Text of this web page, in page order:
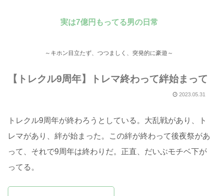
実は7億円もってる男の日常
～キホン目立たず、つつましく、突発的に豪遊～
【トレクル9周年】トレマ終わって絆始まって
2023.05.31
トレクル9周年が終わろうとしている。大乱戦があり、ト
レマがあり、絆が始まった。この絆が終わって後夜祭があ
って、それで9周年は終わりだ。正直、だいぶモチベ下が
ってる。